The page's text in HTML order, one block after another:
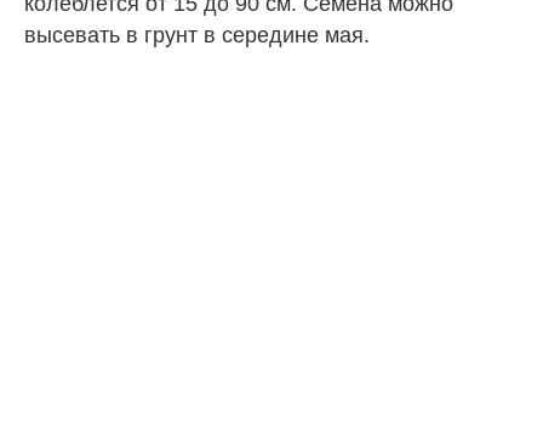
высевать в грунт в середине мая.